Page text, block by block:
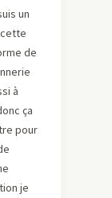
un
de
à
ça
pour
je